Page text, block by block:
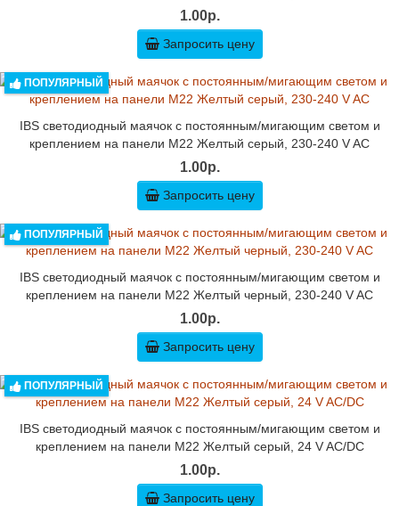
1.00р.
Запросить цену
ПОПУЛЯРНЫЙ
IBS светодиодный маячок с постоянным/мигающим светом и
креплением на панели M22 Желтый серый, 230-240 V AC
1.00р.
Запросить цену
ПОПУЛЯРНЫЙ
IBS светодиодный маячок с постоянным/мигающим светом и
креплением на панели M22 Желтый черный, 230-240 V AC
1.00р.
Запросить цену
ПОПУЛЯРНЫЙ
IBS светодиодный маячок с постоянным/мигающим светом и
креплением на панели M22 Желтый серый, 24 V AC/DC
1.00р.
Запросить цену